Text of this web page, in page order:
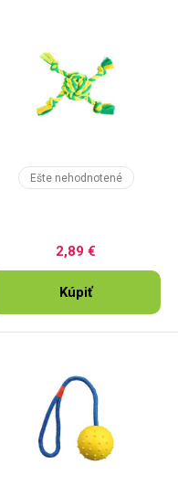
Ešte nehodnotené
2,89 €
Kúpiť